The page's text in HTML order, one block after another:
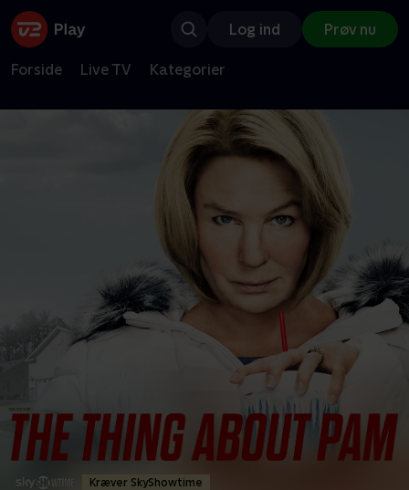
Log ind Prøv nu
Forside Live TV Kategorier
Kræver SkyShowtime